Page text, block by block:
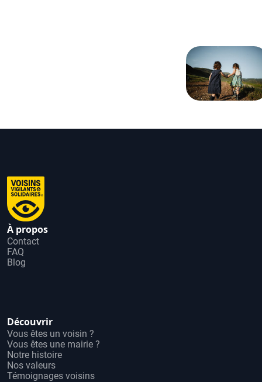
À propos
Contact
FAQ
Blog
Découvrir
Vous êtes un voisin ?
Vous êtes une mairie ?
Notre histoire
Nos valeurs
Témoignages voisins